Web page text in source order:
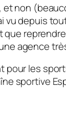
et non
vu depuis
que
agence
pour les
sportive